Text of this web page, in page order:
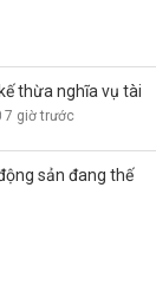
thừa nghĩa vụ tài
7 giờ trước
sản đang thế